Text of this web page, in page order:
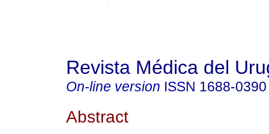
Revista Médica del
On-line version ISSN 1688-0390
Abstract